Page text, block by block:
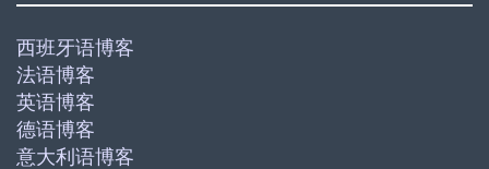
西班牙语博客
法语博客
英语博客
德语博客
意大利语博客